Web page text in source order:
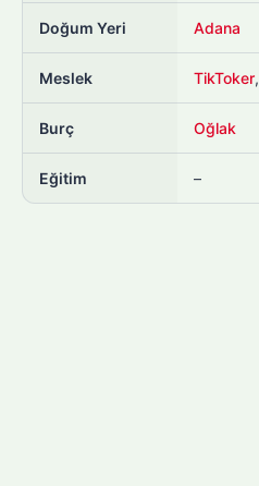
Doğum Yeri Adana
Meslek TikToker,
Burç Oğlak
Eğitim –